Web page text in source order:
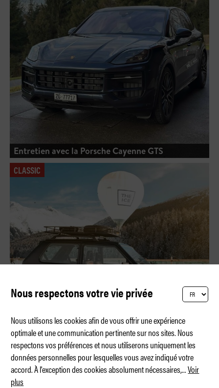
Entretien avec la Porsche Cayenne GTS
CLASSIC
La chèvre de montagne italienne
Nous respectons votre vie privée
Nous utilisons les cookies afin de vous offrir une expérience
optimale et une communication pertinente sur nos sites. Nous
respectons vos préférences et nous utiliserons uniquement les
données personnelles pour lesquelles vous avez indiqué votre
accord. À l'exception des cookies absolument nécessaires,...Voir
plus